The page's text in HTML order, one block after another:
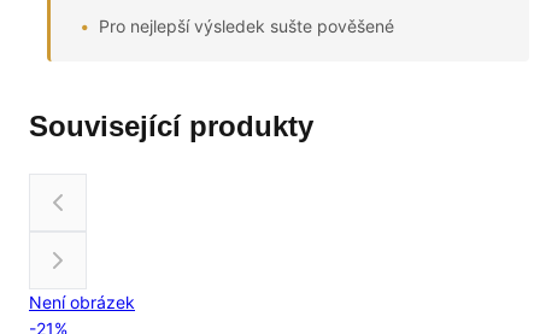
Pro nejlepší výsledek sušte pověšené
Související produkty
Není obrázek
-21%